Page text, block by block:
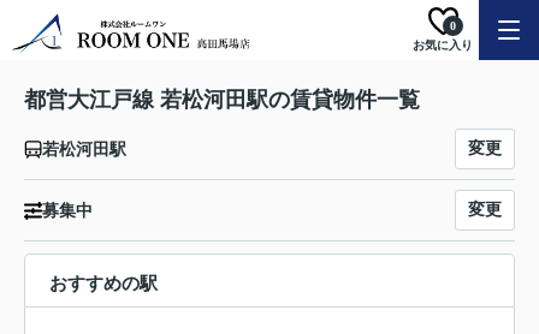
お気に入り
0
都営大江戸線 若松河田駅の賃貸物件一覧
若松河田駅 変更
募集中 変更
おすすめの駅